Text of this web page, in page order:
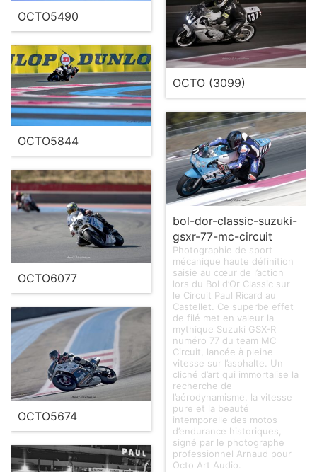
OCTO5490
OCTO (3099)
OCTO5844
bol-dor-classic-suzuki-
gsxr-77-mc-circuit
Photographie de sport
mécanique haute définition
saisie au cœur de l’action
lors du Bol d’Or Classic sur
le Circuit Paul Ricard au
Castellet. Ce superbe effet
de filé met en valeur la
mythique Suzuki GSX-R
numéro 77 du team MC
Circuit, lancée à pleine
vitesse sur l’asphalte. Un
cliché d’art qui immortalise la
recherche de
l’aérodynamisme, la vitesse
pure et la beauté
intemporelle des motos
d’endurance historiques,
signé par le photographe
professionnel Arnaud pour
Octo Art Audio.
OCTO6077
OCTO5674